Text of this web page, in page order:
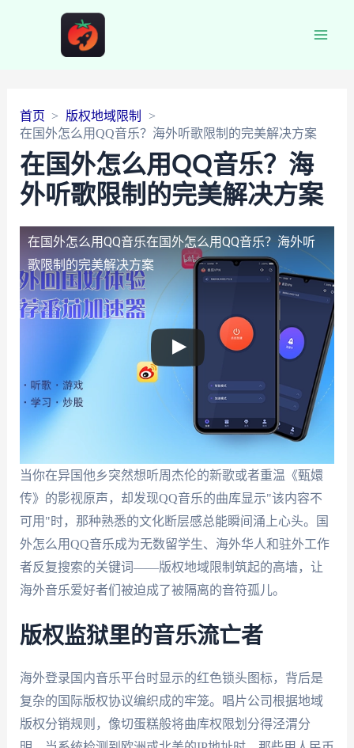
首页
版权地域限制
在国外怎么用QQ音乐？海外听歌限制的完美解决方案
在国外怎么用QQ音乐？海
外听歌限制的完美解决方案
在国外怎么用QQ音乐在国外怎么用QQ音乐？海外听
歌限制的完美解决方案
当你在异国他乡突然想听周杰伦的新歌或者重温《甄嬛
传》的影视原声，却发现QQ音乐的曲库显示"该内容不
可用"时，那种熟悉的文化断层感总能瞬间涌上心头。国
外怎么用QQ音乐成为无数留学生、海外华人和驻外工作
者反复搜索的关键词——版权地域限制筑起的高墙，让
海外音乐爱好者们被迫成了被隔离的音符孤儿。
版权监狱里的音乐流亡者
海外登录国内音乐平台时显示的红色锁头图标，背后是
复杂的国际版权协议编织成的牢笼。唱片公司根据地域
版权分销规则，像切蛋糕般将曲库权限划分得泾渭分